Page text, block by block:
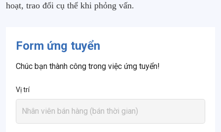
hoạt, trao đổi cụ thể khi phỏng vấn.
Form ứng tuyển
Chúc bạn thành công trong việc ứng tuyển!
Vị trí